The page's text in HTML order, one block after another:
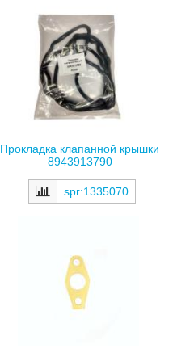
Прокладка клапанной крышки
8943913790
spr:1335070